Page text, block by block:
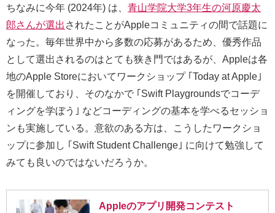
ちなみに今年 (2024年) は、 青山学院大学3年生の河原慶太
郎さんが選出 されたことがAppleコミュニティの間で話題に
なった。毎年世界中から多数の応募があるため、優秀作品
として選出されるのはとても狭き門ではあるが、Appleは各
地のApple Storeにおいてワークショップ ｢Today at Apple｣
を開催しており、そのなかで ｢Swift Playgroundsでコーデ
ィングを学ぼう｣ などコーディングの基本を学べるセッショ
ンも実施している。意欲のある方は、こうしたワークショ
ップに参加し ｢Swift Student Challenge｣ に向けて勉強して
みても良いのではないだろうか。
Appleのアプリ開発コンテスト